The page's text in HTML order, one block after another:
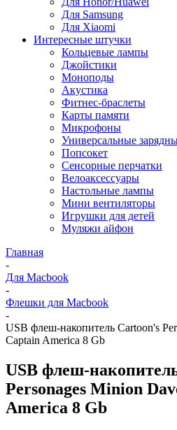
Для Samsung
Для Xiaomi
Интересные штучки
Кольцевые лампы
Джойстики
Моноподы
Акустика
Фитнес-браслеты
Карты памяти
Микрофоны
Универсальные
Попсокет
Сенсорные перчатки
Велоаксессуары
Настольные лампы
Мини вентиляторы
Игрушки для детей
Муляжи айфон
Главная
-
Для Macbook
-
Флешки для Macbook
-
USB флеш-накопитель Cartoon's
Captain America 8 Gb
USB флеш-
Personages Minion
America 8 Gb